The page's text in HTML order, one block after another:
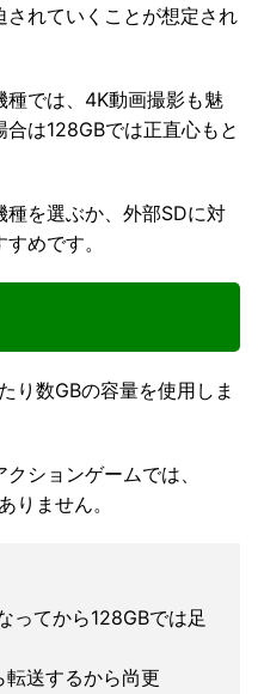
れていくことが想定され
では、4K動画撮影も魅
は128GBでは正直心もと
を選ぶか、外部SDに対
めです。
り数GBの容量を使用しま
ションゲームでは、
りません。
ってから128GBでは足
送するから尚更